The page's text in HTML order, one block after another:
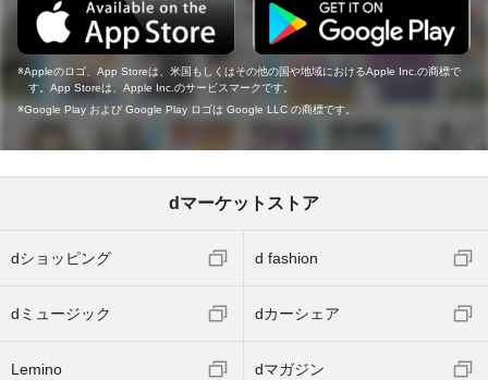
Appleのロゴ、App Storeは、米国もしくはその他の国や地域におけるApple Inc.の商標で
す。App Storeは、Apple Inc.のサービスマークです。
Google Play および Google Play ロゴは Google LLC の商標です。
dマーケットストア
dショッピング d fashion
dミュージック dカーシェア
Lemino dマガジン